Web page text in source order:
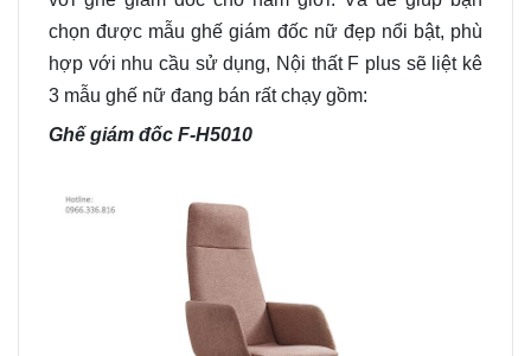
chọn được mẫu ghế giám đốc nữ đẹp nổi bật, phù
hợp với nhu cầu sử dụng, Nội thất F plus sẽ liệt kê
3 mẫu ghế nữ đang bán rất chạy gồm:
Ghế giám đốc F-H5010